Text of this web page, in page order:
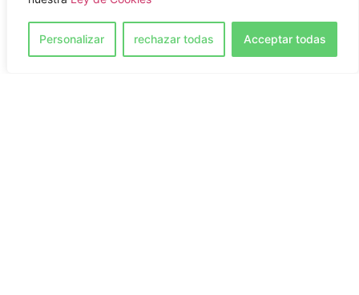
Personalizar rechazar todas Acceptar todas
Alemania. Núm. registro VR 20817 y con tarjeta acreditativa NIF
N0044181F